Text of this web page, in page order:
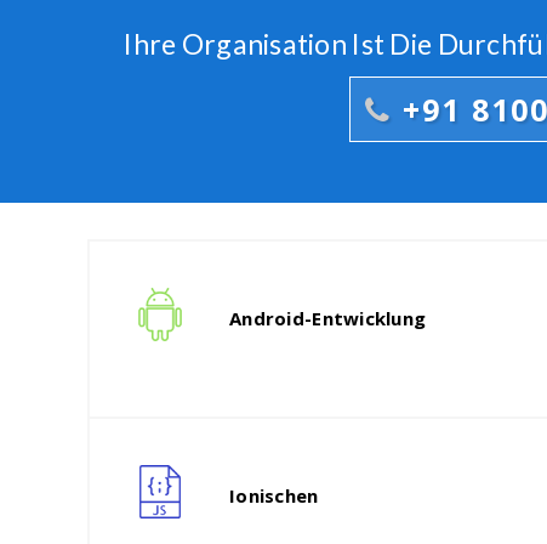
Ihre Organisation Ist Die
+91
Android-Entwicklung
Ionischen